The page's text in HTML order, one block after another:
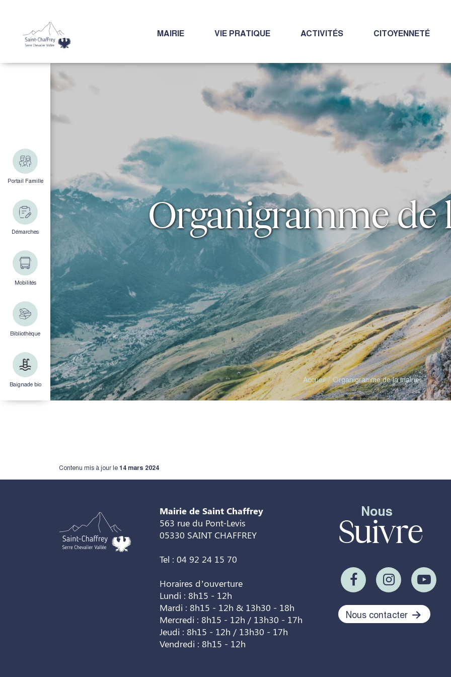
MAIRIE VIE PRATIQUE ACTIVITÉS CITOYENNETÉ
Organigramme de
Accueil Organigramme de la mairie
Portail Famille
Démarches
Mobilités
Bibliothèque
Baignade bio
Contenu mis à jour le 14 mars 2024
Mairie de Saint Chaffrey
563 rue du Pont-Levis
05330 SAINT CHAFFREY
Tel : 04 92 24 15 70
Horaires d’ouverture
Lundi : 8h15 - 12h
Mardi : 8h15 - 12h & 13h30 - 18h
Mercredi : 8h15 - 12h / 13h30 - 17h
Jeudi : 8h15 - 12h / 13h30 - 17h
Vendredi : 8h15 - 12h
Nous
Suivre
Nous contacter